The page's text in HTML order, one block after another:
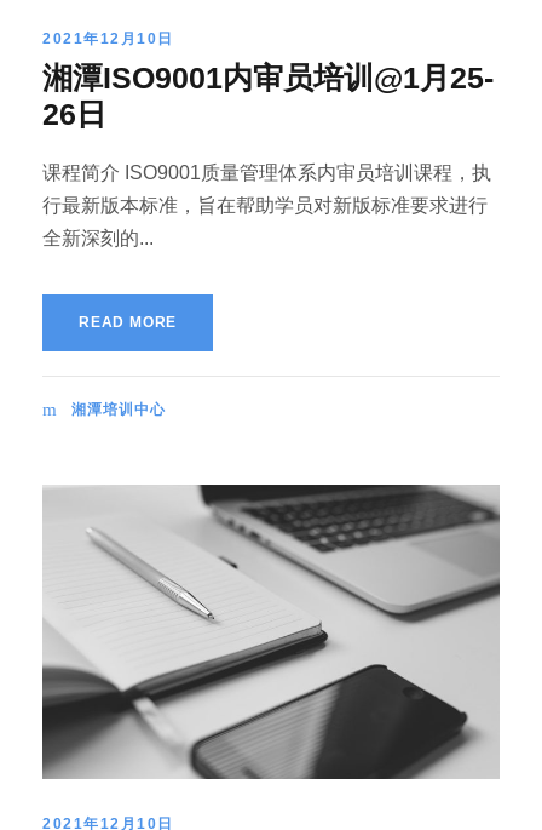
2021年12月10日
湘潭ISO9001内审员培训@1月25-
26日
课程简介 ISO9001质量管理体系内审员培训课程，执
行最新版本标准，旨在帮助学员对新版标准要求进行
全新深刻的...
READ MORE
湘潭培训中心
2021年12月10日